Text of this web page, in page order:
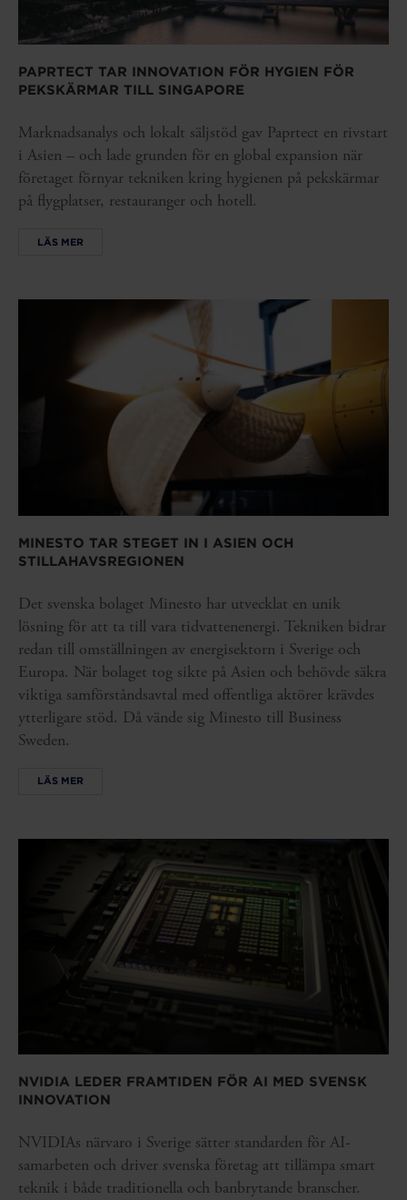
PAPRTECT TAR INNOVATION FÖR HYGIEN FÖR
PEKSKÄRMAR TILL SINGAPORE
Marknadsanalys och lokalt säljstöd gav Paprtect en rivstart
i Asien – och lade grunden för en global expansion när
företaget förnyar tekniken kring hygienen på pekskärmar
på flygplatser, restauranger och hotell.
LÄS MER
MINESTO TAR STEGET IN I ASIEN OCH
STILLAHAVSREGIONEN
Det svenska bolaget Minesto har utvecklat en unik
lösning för att ta till vara tidvattenenergi. Tekniken bidrar
redan till omställningen av energisektorn i Sverige och
Europa. När bolaget tog sikte på Asien och behövde säkra
viktiga samförståndsavtal med offentliga aktörer krävdes
ytterligare stöd. Då vände sig Minesto till Business
Sweden.
LÄS MER
NVIDIA LEDER FRAMTIDEN FÖR AI MED SVENSK
INNOVATION
NVIDIAs närvaro i Sverige sätter standarden för AI-
samarbeten och driver svenska företag att tillämpa smart
teknik i både traditionella och banbrytande branscher.